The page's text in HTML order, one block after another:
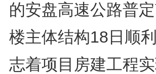
的安盘高速公路普
楼主体结构18日顺
志着项目房建工程